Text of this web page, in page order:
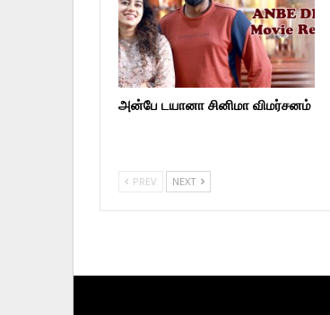
அன்பே டயானா சினிமா விமர்சனம்
PREV NEXT